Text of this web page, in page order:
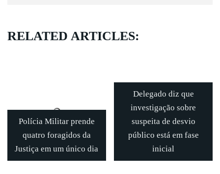
RELATED ARTICLES:
Polícia Militar prende
quatro foragidos da
Justiça em um único dia
Delegado diz que
investigação sobre
suspeita de desvio
público está em fase
inicial